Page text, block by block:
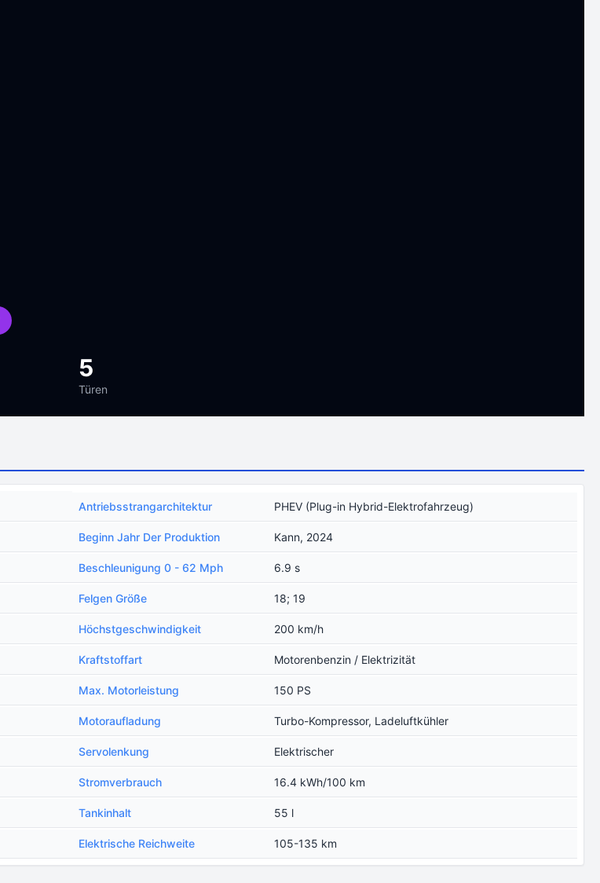
5
Türen
Antriebsstrangarchitektur PHEV (Plug-in Hybrid-Elektrofahrzeug)
Beginn Jahr Der Produktion Kann, 2024
Beschleunigung 0 - 62 Mph 6.9 s
Felgen Größe 18; 19
Höchstgeschwindigkeit 200 km/h
Kraftstoffart Motorenbenzin / Elektrizität
Max. Motorleistung 150 PS
Motoraufladung Turbo-Kompressor, Ladeluftkühler
Servolenkung Elektrischer
Stromverbrauch 16.4 kWh/100 km
Tankinhalt 55 l
Еlektrische Reichweite 105-135 km